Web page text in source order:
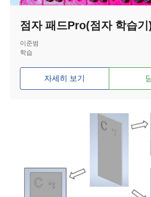
점자 패드Pro(점자 학습기
이준범
학습
자세히 보기